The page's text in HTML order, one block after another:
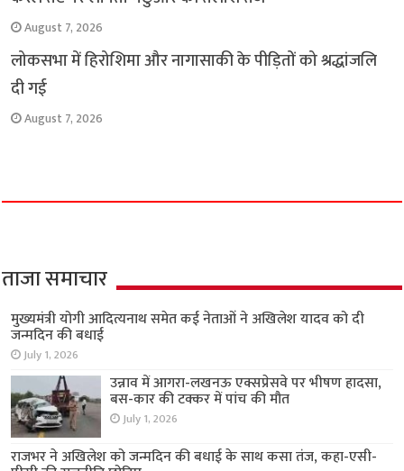
August 7, 2026
लोकसभा में हिरोशिमा और नागासाकी के पीड़ितों को श्रद्धांजलि
दी गई
August 7, 2026
ताजा समाचार
मुख्यमंत्री योगी आदित्यनाथ समेत कई नेताओं ने अखिलेश यादव को दी
जन्मदिन की बधाई
July 1, 2026
उन्नाव में आगरा-लखनऊ एक्सप्रेसवे पर भीषण हादसा,
बस-कार की टक्कर में पांच की मौत
July 1, 2026
राजभर ने अखिलेश को जन्मदिन की बधाई के साथ कसा तंज, कहा-एसी-